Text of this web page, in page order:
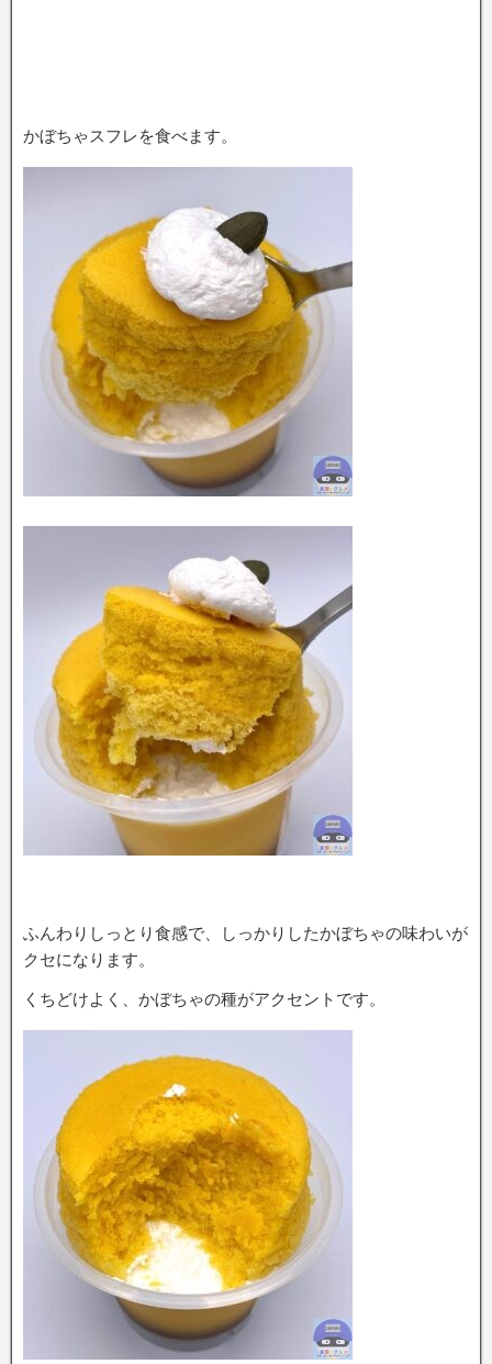
かぼちゃスフレを食べます。
ふんわりしっとり食感で、しっかりしたかぼちゃの味わいが
クセになります。
くちどけよく、かぼちゃの種がアクセントです。